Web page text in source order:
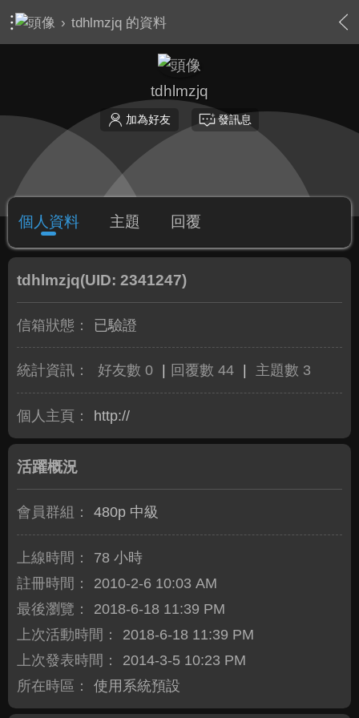
› tdhlmzjq 的資料
tdhlmzjq
加為好友 發訊息
個人資料 主題 回覆
tdhlmzjq(UID: 2341247)
信箱狀態： 已驗證
統計資訊： 好友數 0 回覆數 44 主題數 3
個人主頁： http://
活躍概況
會員群組： 480p 中級
上線時間：
78 小時
註冊時間：
2010-2-6 10:03 AM
最後瀏覽：
2018-6-18 11:39 PM
上次活動時間：
2018-6-18 11:39 PM
上次發表時間：
2014-3-5 10:23 PM
所在時區：
使用系統預設